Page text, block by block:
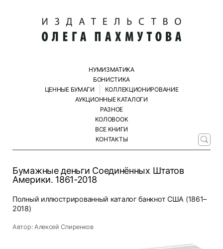
НУМИЗМАТИКА
БОНИСТИКА
ЦЕННЫЕ БУМАГИ
КОЛЛЕКЦИОНИРОВАНИЕ
АУКЦИОННЫЕ КАТАЛОГИ
РАЗНОЕ
КОЛОBOOK
ВСЕ КНИГИ
КОНТАКТЫ
Бумажные деньги Соединённых Штатов
Америки. 1861-2018
Полный иллюстрированный каталог банкнот США (1861–
2018)
Автор: Алексей Спиренков